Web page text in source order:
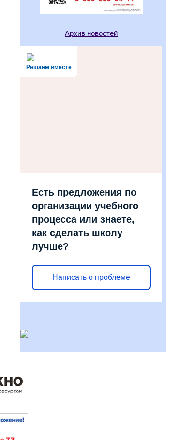
Архив новостей
Решаем вместе
Есть предложения по
организации учебного
процесса или знаете,
как сделать школу
лучше?
Написать о проблеме